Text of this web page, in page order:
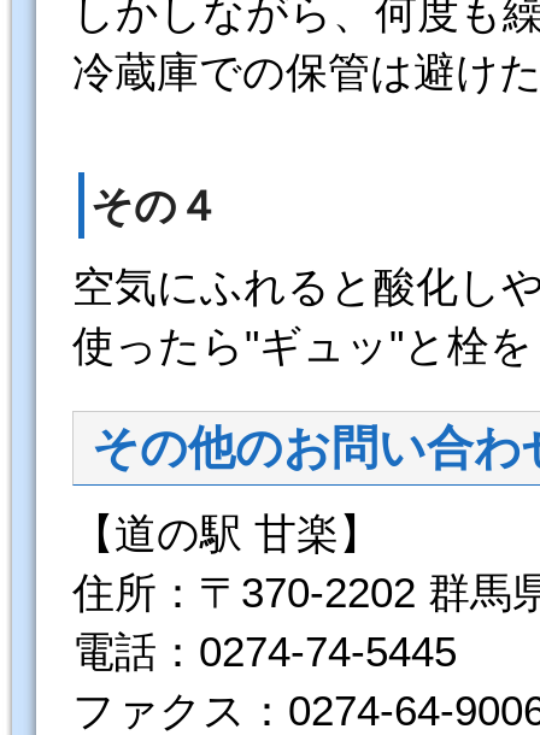
しかしながら、何度も
冷蔵庫での保管は避け
その４
空気にふれると酸化し
使ったら"ギュッ"と栓
その他のお問い合わ
【道の駅 甘楽】
住所：〒370-2202 群馬
電話：0274-74-5445
ファクス：0274-64-